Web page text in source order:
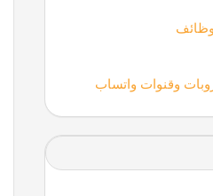
وقنوات واتساب